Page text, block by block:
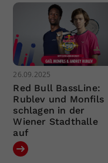
26.09.2025
Red Bull BassLine:
Rublev und Monfils
schlagen in der
Wiener Stadthalle
auf